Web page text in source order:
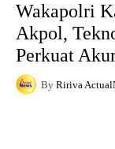
Wakapolri
Akpol,
Perkuat
By Ririva